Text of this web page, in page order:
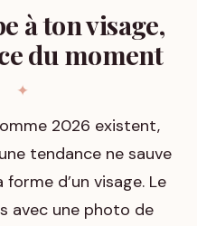
à ton visage,
du moment
2026 existent,
tendance ne sauve
d’un visage. Le
avec une photo de